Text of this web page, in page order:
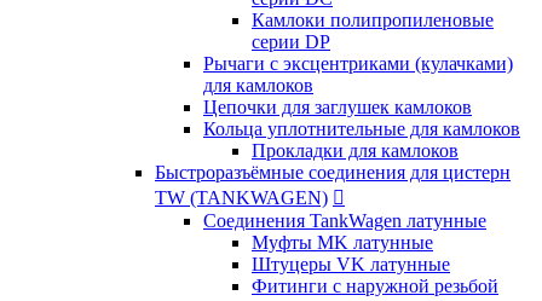
Камлоки полипропиленовые
серии DP
Рычаги с эксцентриками (кулачками)
для камлоков
Цепочки для заглушек камлоков
Кольца уплотнительные для камлоков
Прокладки для камлоков
Быстроразъёмные соединения для цистерн
TW (TANKWAGEN) 
Соединения TankWagen латунные
Муфты MK латунные
Штуцеры VK латунные
Фитинги с наружной резьбой